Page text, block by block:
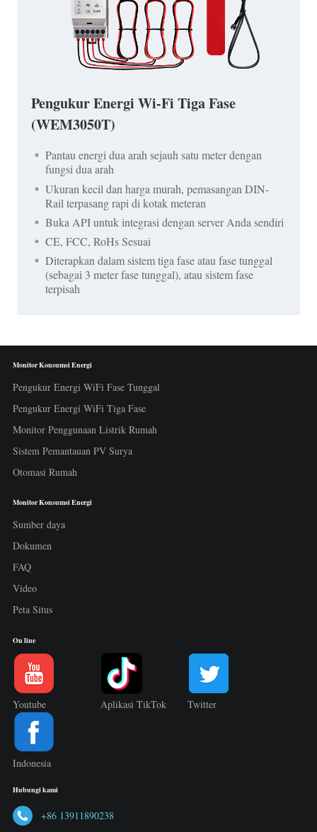
Pengukur Energi Wi-Fi Tiga Fase
(WEM3050T)
Pantau energi dua arah sejauh satu meter dengan
fungsi dua arah
Ukuran kecil dan harga murah, pemasangan DIN-
Rail terpasang rapi di kotak meteran
Buka API untuk integrasi dengan server Anda sendiri
CE, FCC, RoHs Sesuai
Diterapkan dalam sistem tiga fase atau fase tunggal
(sebagai 3 meter fase tunggal), atau sistem fase
terpisah
Monitor Konsumsi Energi
Pengukur Energi WiFi Fase Tunggal
Pengukur Energi WiFi Tiga Fase
Monitor Penggunaan Listrik Rumah
Sistem Pemantauan PV Surya
Otomasi Rumah
Monitor Konsumsi Energi
Sumber daya
Dokumen
FAQ
Video
Peta Situs
On line
Youtube Aplikasi TikTok Twitter
Indonesia
Hubungi kami
+86 13911890238